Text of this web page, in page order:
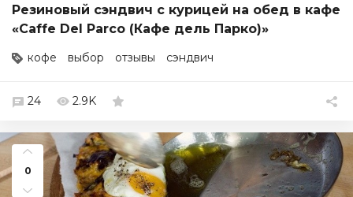
Резиновый сэндвич с курицей на обед в кафе
«Caffe Del Parco (Кафе дель Парко)»
кофе выбор отзывы сэндвич
24 2.9K
0